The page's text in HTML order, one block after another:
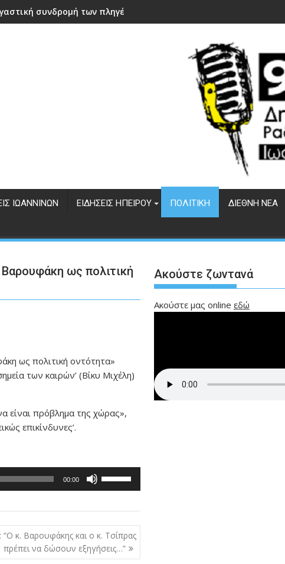
συνδρομή των πληγέντων από τον σεισμό της 8ης Μαρτίου
ΙΩΑΝΝΊΝΩΝ ΕΙΔΉΣΕΙΣ ΗΠΕΊΡΟΥ ΠΟΛΙΤΙΚΉ ΔΙΕΘΝΉ ΝΈΑ
ως πολιτική
ως πολιτική οντότητα»
των καιρών’ (Βίκυ Μιχέλη)
είναι πρόβλημα της χώρας»,
επικίνδυνες’.
00:00
Κάτω
βέλος
για
“Ο κ. Βαρουφάκης και ο κ. Τσίπρας
πρέπει να δώσουν εξηγήσεις…”
Ακούστε ζωντανά
Ακούστε μας online εδώ